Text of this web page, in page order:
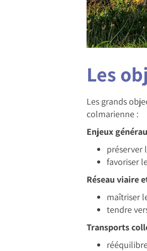
Les
Les grands
colmarienne :
Enjeux
préserver
favoriser
Réseau viaire
maîtriser
tendre
Transports